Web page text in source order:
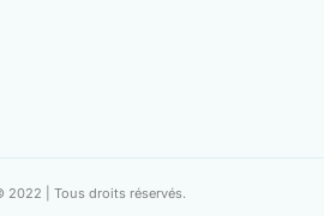
2022 | Tous droits réservés.